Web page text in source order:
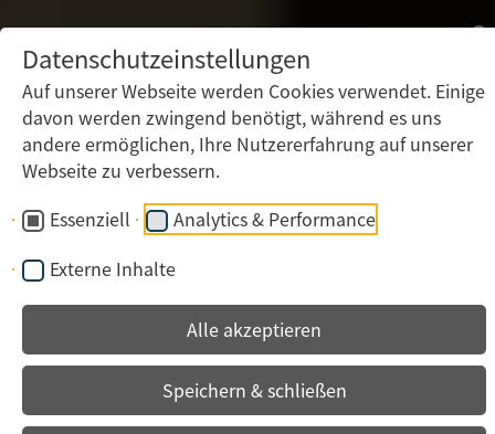
Datenschutzeinstellungen
Auf unserer Webseite werden Cookies verwendet. Einige
davon werden zwingend benötigt, während es uns
andere ermöglichen, Ihre Nutzererfahrung auf unserer
Webseite zu verbessern.
Essenziell
Analytics & Performance
Externe Inhalte
Alle akzeptieren
Speichern & schließen